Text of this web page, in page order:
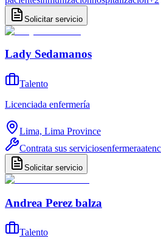
Solicitar servicio
Lady Sedamanos
Talento
Licenciada enfermería
Lima, Lima Province
Contrata sus serviciosenfermera
Solicitar servicio
Andrea Perez balza
Talento